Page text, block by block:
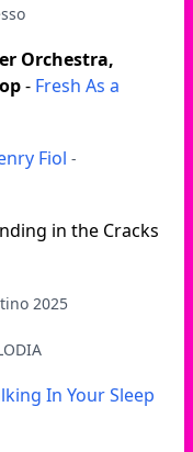
Orchestra,
- Fresh As a
Fiol -
in the Cracks
2025
In Your Sleep